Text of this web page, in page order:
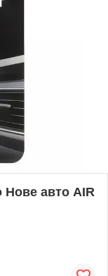
Нове авто AIR